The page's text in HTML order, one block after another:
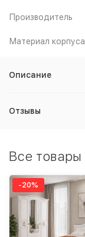
Производитель
Материал корпуса
Описание
Отзывы
Все
-20%